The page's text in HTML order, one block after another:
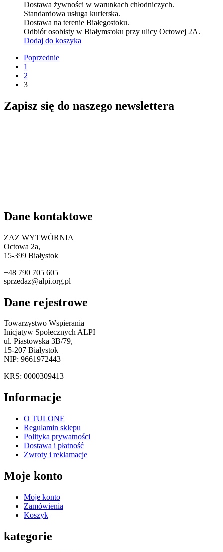
Dostawa żywności w warunkach chłodniczych.
Standardowa usługa kurierska.
Dostawa na terenie Białegostoku.
Odbiór osobisty w Białymstoku przy ulicy Octowej 2A.
Dodaj do koszyka
Poprzednie
1
2
3
Zapisz się do naszego newslettera
Dane kontaktowe
ZAZ WYTWÓRNIA
Octowa 2a,
15-399 Białystok
+48 790 705 605
sprzedaz@alpi.org.pl
Dane rejestrowe
Towarzystwo Wspierania
Inicjatyw Społecznych ALPI
ul. Piastowska 3B/79,
15-207 Białystok
NIP: 9661972443
KRS: 0000309413
Informacje
O TULONE
Regulamin sklepu
Polityka prywatności
Dostawa i płatność
Zwroty i reklamacje
Moje konto
Moje konto
Zamówienia
Koszyk
kategorie